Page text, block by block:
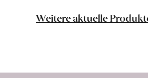
ab
Weitere aktuelle